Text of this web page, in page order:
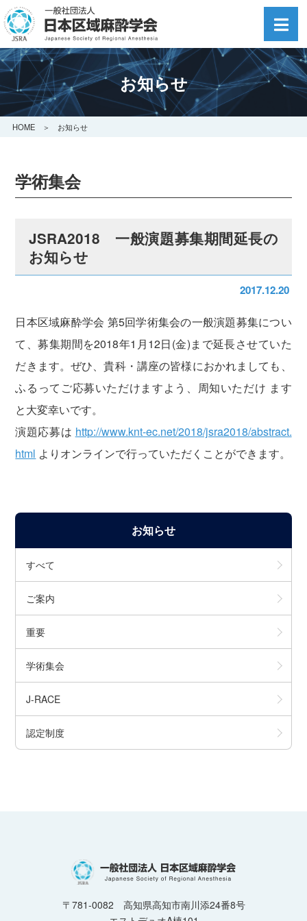
お知らせ
HOME＞ お知らせ
お知らせ
すべて
ご案内
重要
学術集会
J-RACE
認定制度
学術集会
JSRA2018 一般演題募集期間延長の
お知らせ
2017.12.20
日本区域麻酔学会 第5回学術集会の一般演題募集につい
て、募集期間を2018年1月12日(金)まで延長させていた
だきます。ぜひ、貴科・講座の皆様におかれましても、
ふるってご応募いただけますよう、周知いただけ ます
と大変幸いです。
演題応募は http://www.knt-ec.net/2018/jsra2018/abstract.
html よりオンラインで行っていただくことができます。
〒781-0082 高知県高知市南川添24番8号